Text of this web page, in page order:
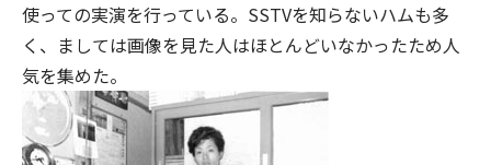
使っての実演を行っている。SSTVを知らないハムも多
く、ましては画像を見た人はほとんどいなかったため人
気を集めた。